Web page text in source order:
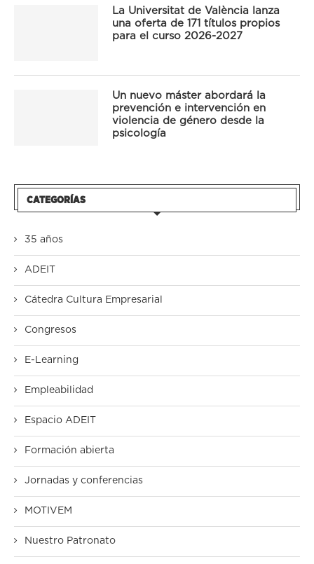
La Universitat de València lanza
una oferta de 171 títulos propios
para el curso 2026-2027
Un nuevo máster abordará la
prevención e intervención en
violencia de género desde la
psicología
CATEGORÍAS
35 años
ADEIT
Cátedra Cultura Empresarial
Congresos
E-Learning
Empleabilidad
Espacio ADEIT
Formación abierta
Jornadas y conferencias
MOTIVEM
Nuestro Patronato